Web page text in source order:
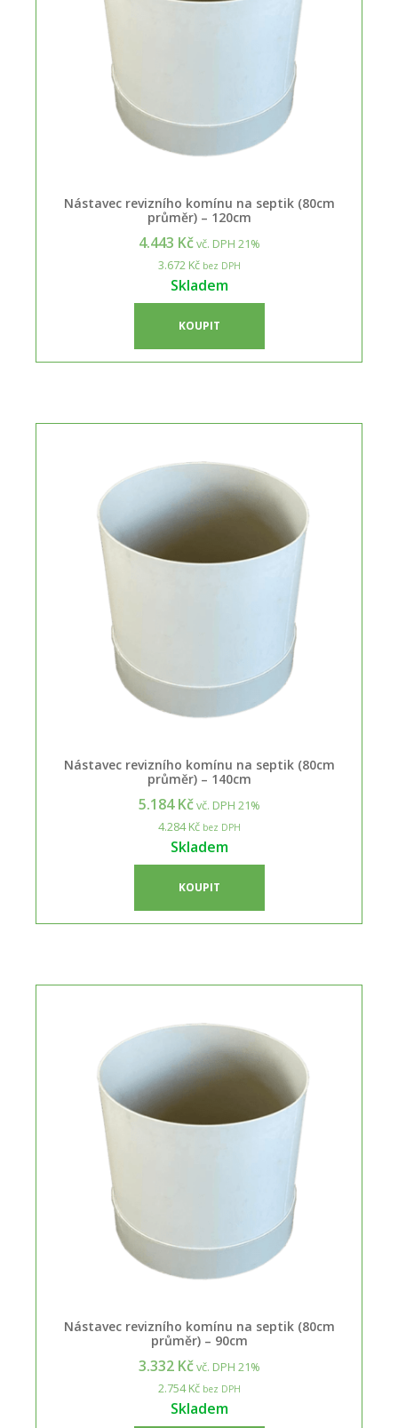
Nástavec revizního komínu na septik (80cm
průměr) – 120cm
4.443 Kčvč. DPH 21%
3.672 Kčbez DPH
Skladem
KOUPIT
Nástavec revizního komínu na septik (80cm
průměr) – 140cm
5.184 Kčvč. DPH 21%
4.284 Kčbez DPH
Skladem
KOUPIT
Nástavec revizního komínu na septik (80cm
průměr) – 90cm
3.332 Kčvč. DPH 21%
2.754 Kčbez DPH
Skladem